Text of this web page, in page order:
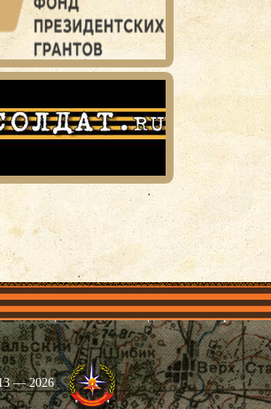
Общественные объединения Проекты
— 2026